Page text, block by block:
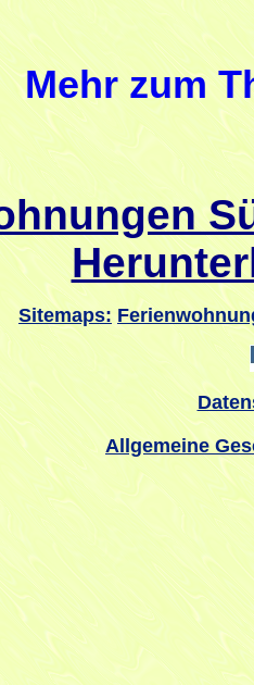
Mehr zum
Sitemaps:
Allgemeine